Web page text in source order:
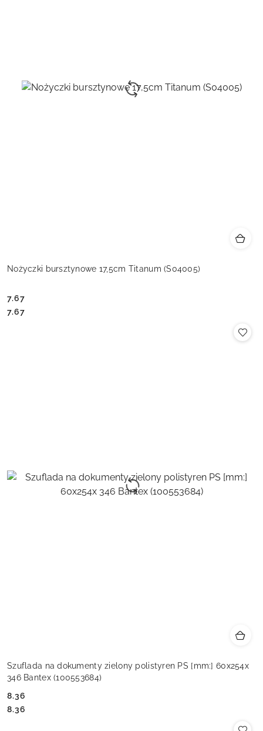
Nożyczki bursztynowe 17,5cm Titanum (S04005)
Cena:
7.67
Cena:
7.67
Szuflada na dokumenty zielony polistyren PS [mm:] 60x254x
346 Bantex (100553684)
Cena:
8.36
Cena:
8.36